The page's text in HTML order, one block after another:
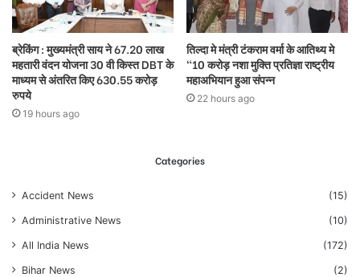
ब्रेकिंग : मुख्यमंत्री साय ने 67.20 लाख
महतारी वंदन योजना 30 वी किस्त DBT के
माध्यम से अंतरित किए 630.55 करोड़
रुपये
19 hours ago
तिल्दा मे मंत्री टंकराम वर्मा के आतिथ्य मे
“10 करोड़ नशा मुक्ति प्रतिज्ञा राष्ट्रीय
महाअभियान हुआ संपन्न
22 hours ago
Categories
Accident News (15)
Administrative News (10)
All India News (172)
Bihar News (2)